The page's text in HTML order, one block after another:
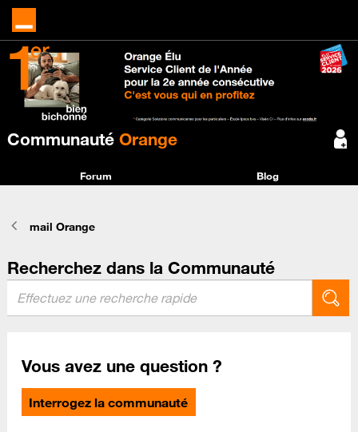
Communauté Orange
Forum Blog
mail Orange
Recherchez dans la Communauté
Vous avez une question ?
Interrogez la communauté